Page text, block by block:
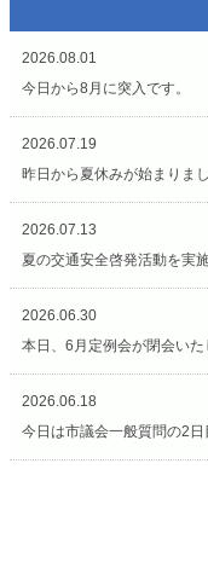
2026.08.01
今日から8月に突入です。
2026.07.19
昨日から夏休みが始まりま
2026.07.13
夏の交通安全啓発活動を実
2026.06.30
本日、6月定例会が閉会いた
2026.06.18
今日は市議会一般質問の2日